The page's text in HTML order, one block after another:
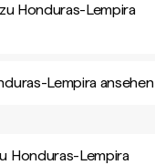
Honduras-Lempira
Lempira ansehen
Honduras-Lempira